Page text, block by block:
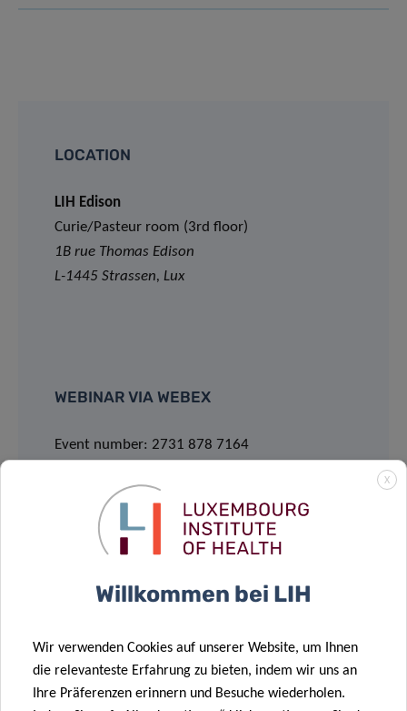
LOCATION
LIH Edison
Curie/Pasteur room (3rd floor)
1B rue Thomas Edison
L-1445 Strassen, Lux
WEBINAR VIA WEBEX
Event number: 2731 878 7164
JOIN
REGISTRATION
Please register by sending an email to:
X
Willkommen bei LIH
Wir verwenden Cookies auf unserer Website, um Ihnen
die relevanteste Erfahrung zu bieten, indem wir uns an
Ihre Präferenzen erinnern und Besuche wiederholen.